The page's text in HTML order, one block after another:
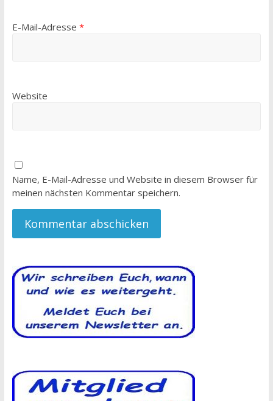
E-Mail-Adresse *
Website
Name, E-Mail-Adresse und Website in diesem Browser für
meinen nächsten Kommentar speichern.